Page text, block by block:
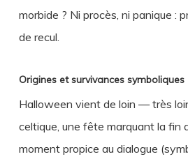
morbide ? Ni procès, ni panique :
de recul.
Origines et survivances symboliques
Halloween vient de loin — très
celtique, une fête marquant la fin
moment propice au dialogue